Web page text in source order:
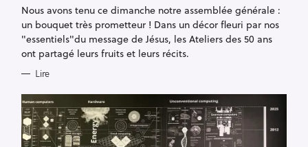
E
Nous avons tenu ce dimanche notre assemblée générale :
un bouquet très prometteur ! Dans un décor fleuri par nos
"essentiels"du message de Jésus, les Ateliers des 50 ans
ont partagé leurs fruits et leurs récits.
Lire